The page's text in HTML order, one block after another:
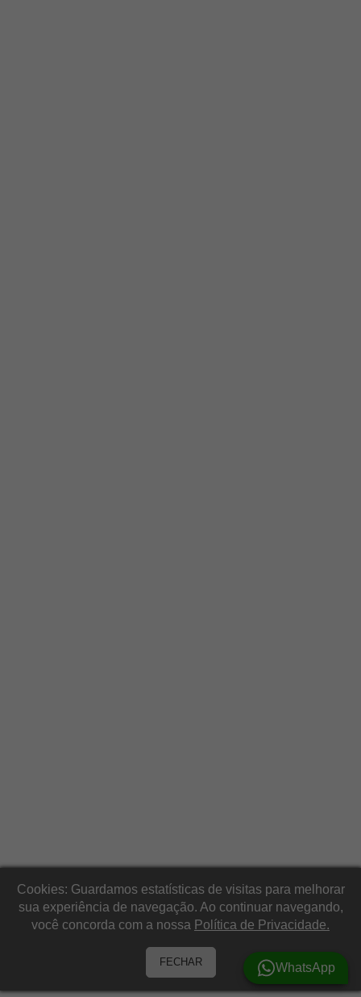
Cookies: Guardamos estatísticas de visitas para melhorar
sua experiência de navegação. Ao continuar navegando,
você concorda com a nossa Política de Privacidade.
FECHAR WhatsApp